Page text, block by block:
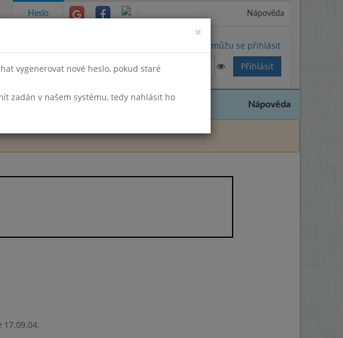
Heslo Nápověda
Nemůžu se přihlásit
Nápověda
×
vygenerovat nové heslo, pokud staré
zadán v našem systému, tedy nahlásit ho